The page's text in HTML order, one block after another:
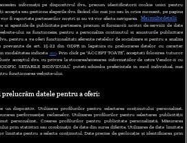
ABONARE DIGI TV
PREFERINȚELE
CODUL DIGI24
CAMERE WEB
CONTACT/INFO
informații pe dispozitivul dvs., precum identificatorii cookie unici pentru
accepta sau gestiona alegerile dvs. făcând clic mai jos sau în orice moment, pe pagina
fi raportate partenerilor noștri și nu vă vor afecta navigarea.
Mai multe detalii
si agentiile de publicitate partenere, precum si furnizorii nostri de servicii de date
ului sa functioneze, pentru a personaliza continutul si anunturile publicitare
pentru a va oferi functionalitati aferente retelelor de socializare si pentru a analiza
de art. 15-22 din GDPR in legatura cu prelucrarea datelor cu caracter
modalitatea indicata aici. Prin click pe “ACCEPT TOATE”, acceptati folosirea tuturor
acceptul dvs. cu privire la stocarea/accesarea informatiilor de catre Vendor-ii cu
SETARILE INDIVIDUAL” puteti schimba preferintele in mod individual, mai
functionarea website-ului.
datele pentru a oferi:
un dispozitiv. Utilizarea profilurilor pentru selectarea conținutului personalizat.
performanței reclamelor. Utilizarea profilurilor pentru selectarea publicității
personalizat. Crearea profilurilor pentru publicitate personalizată. Măsurarea
prin statistici sau combinații de date din surse diferite. Utilizarea de date limitate
limitate pentru a selecta conținutul. Date precise de geolocație și identificarea prin